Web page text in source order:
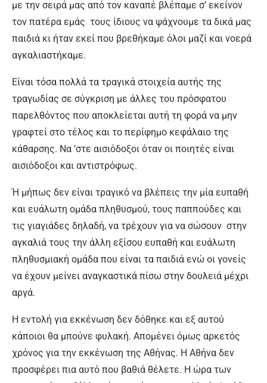
με την σειρά μας από τον καναπέ βλέπαμε σ’ εκείνον
τον πατέρα εμάς τους ίδιους να ψάχνουμε τα δικά μας
παιδιά κι ήταν εκεί που βρεθήκαμε όλοι μαζί και νοερά
αγκαλιαστήκαμε.
Είναι τόσα πολλά τα τραγικά στοιχεία αυτής της
τραγωδίας σε σύγκριση με άλλες του πρόσφατου
παρελθόντος που αποκλείεται αυτή τη φορά να μην
γραφτεί στο τέλος και το περίφημο κεφάλαιο της
κάθαρσης. Να ’στε αισιόδοξοι όταν οι ποιητές είναι
αισιόδοξοι και αντιστρόφως.
Ή μήπως δεν είναι τραγικό να βλέπεις την μία ευπαθή
και ευάλωτη ομάδα πληθυσμού, τους παππούδες και
τις γιαγιάδες δηλαδή, να τρέχουν για να σώσουν στην
αγκαλιά τους την άλλη εξίσου ευπαθή και ευάλωτη
πληθυσμιακή ομάδα που είναι τα παιδιά ενώ οι γονείς
να έχουν μείνει αναγκαστικά πίσω στην δουλειά μέχρι
αργά.
Η εντολή για εκκένωση δεν δόθηκε και εξ αυτού
κάποιοι θα μπούνε φυλακή. Απομένει όμως αρκετός
χρόνος για την εκκένωση της Αθήνας. Η Αθήνα δεν
προσφέρει πια αυτό που βαθιά θέλετε. Η ώρα των